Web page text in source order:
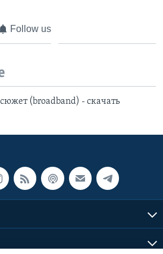
Follow us
(broadband) - скачать